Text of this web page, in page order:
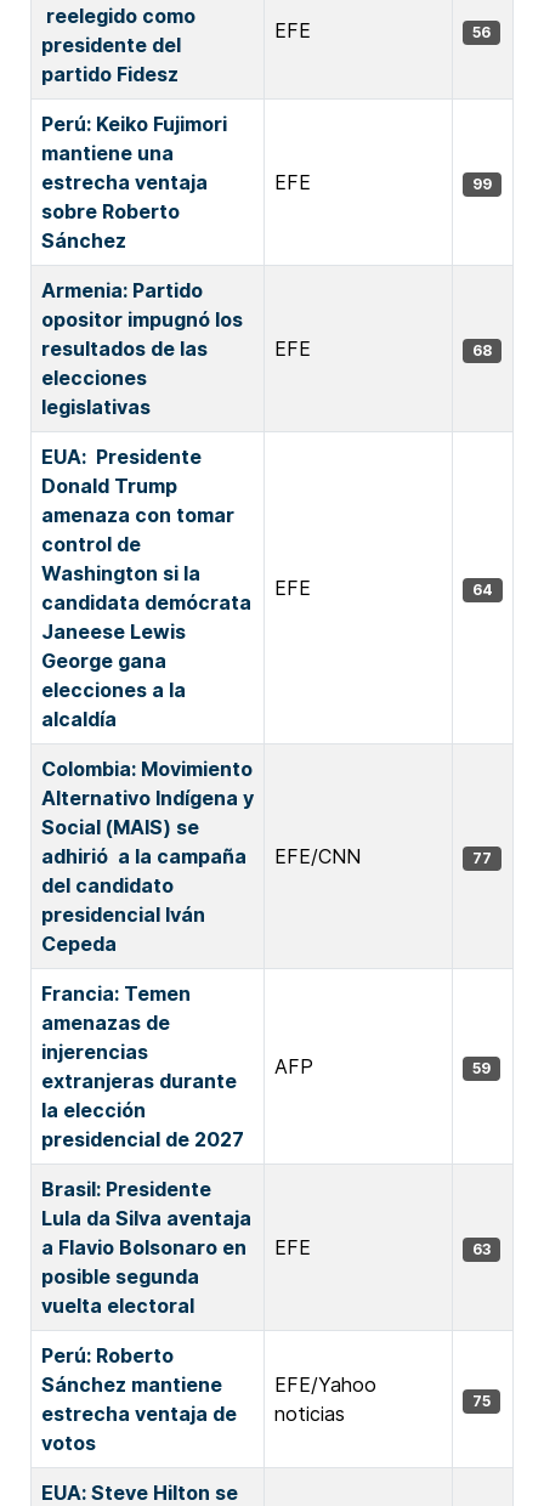
reelegido como
presidente del
partido Fidesz
EFE 56
Perú: Keiko Fujimori
mantiene una
estrecha ventaja
sobre Roberto
Sánchez
EFE 99
Armenia: Partido
opositor impugnó los
resultados de las
elecciones
legislativas
EFE 68
EUA: Presidente
Donald Trump
amenaza con tomar
control de
Washington si la
candidata demócrata
Janeese Lewis
George gana
elecciones a la
alcaldía
EFE 64
Colombia: Movimiento
Alternativo Indígena y
Social (MAIS) se
adhirió a la campaña
del candidato
presidencial Iván
Cepeda
EFE/CNN 77
Francia: Temen
amenazas de
injerencias
extranjeras durante
la elección
presidencial de 2027
AFP 59
Brasil: Presidente
Lula da Silva aventaja
a Flavio Bolsonaro en
posible segunda
vuelta electoral
EFE 63
Perú: Roberto
Sánchez mantiene
estrecha ventaja de
votos
EFE/Yahoo
noticias
75
EUA: Steve Hilton se